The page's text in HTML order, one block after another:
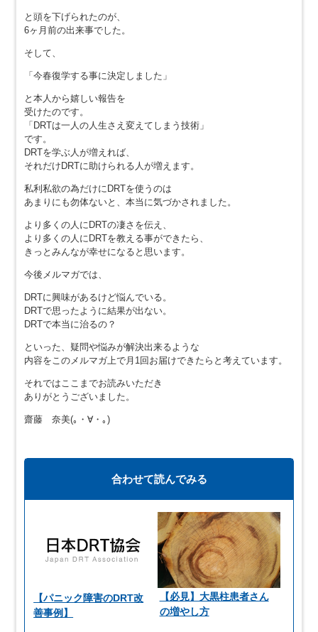
と頭を下げられたのが、
6ヶ月前の出来事でした。
そして、
「今春復学する事に決定しました」
と本人から嬉しい報告を
受けたのです。
「DRTは一人の人生さえ変えてしまう技術」
です。
DRTを学ぶ人が増えれば、
それだけDRTに助けられる人が増えます。
私利私欲の為だけにDRTを使うのは
あまりにも勿体ないと、本当に気づかされました。
より多くの人にDRTの凄さを伝え、
より多くの人にDRTを教える事ができたら、
きっとみんなが幸せになると思います。
今後メルマガでは、
DRTに興味があるけど悩んでいる。
DRTで思ったように結果が出ない。
DRTで本当に治るの？
といった、疑問や悩みが解決出来るような
内容をこのメルマガ上で月1回お届けできたらと考えています。
それではここまでお読みいただき
ありがとうございました。
齋藤 奈美(｡・∀・｡)ゝ
合わせて読んでみる
【パニック障害のDRT改
善事例】
【必見】大黒柱患者さん
の増やし方